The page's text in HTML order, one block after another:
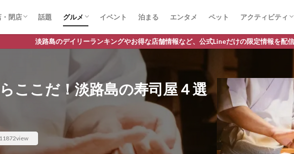
・閉店 話題 グルメ
スイーツ
ランチ
ラーメン
イベント 泊まる エンタメ ペット アクティビティ
デートスポット
釣り
デイリーランキングやお得な店舗情報など、公式Lineだけの限定情報を配信中！
ここだ！淡路島の寿司屋４選
11872view